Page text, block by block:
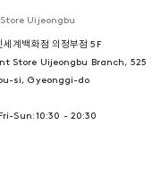
Uijeongbu
계백화점 의정부점 5F
Store Uijeongbu Branch, 525
si, Gyeonggi-do
Sun: 10:30 - 20:30